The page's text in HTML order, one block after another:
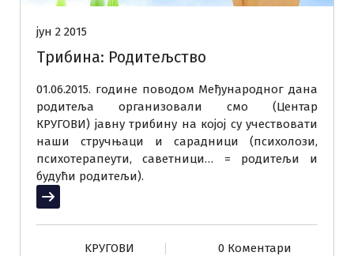
јун 2 2015
Трибина: Родитељство
01.06.2015. године поводом Међународног дана
родитеља организовали смо (Центар
КРУГОВИ) јавну трибину на којој су учествовати
наши стручњаци и сарадници (психолози,
психотерапеути, саветници… = родитељи и
будући родитељи).
Прочитај више
KРУГОВИ 0 Коментари